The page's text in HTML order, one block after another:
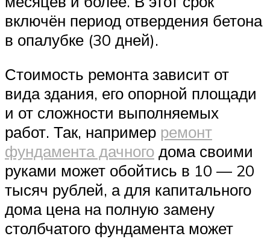
включён период отвердения бетона
в опалубке (30 дней).
Стоимость ремонта зависит от
вида здания, его опорной площади
и от сложности выполняемых
работ. Так, например ремонт
фундамента дачного дома своими
руками может обойтись в 10 — 20
тысяч рублей, а для капитального
дома цена на полную замену
столбчатого фундамента может